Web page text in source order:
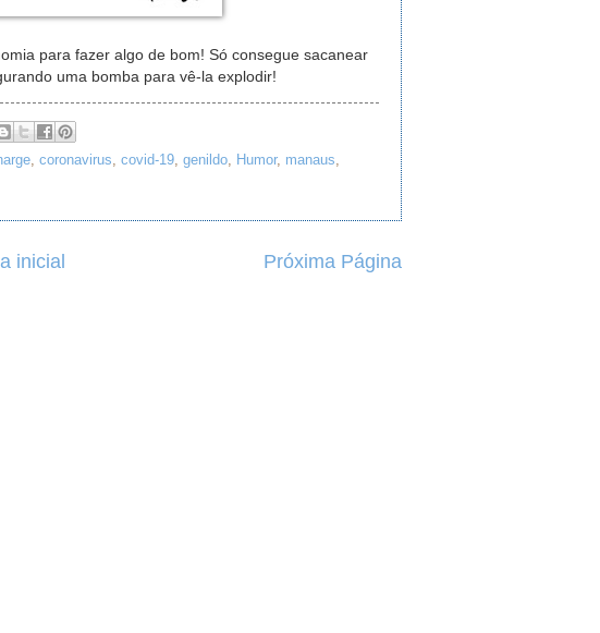
para fazer algo de bom! Só consegue sacanear
uma bomba para vê-la explodir!
, coronavirus, covid-19, genildo, Humor, manaus,
Próxima Página
inicial